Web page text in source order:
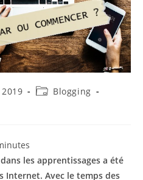
PostBlogging
les apprentissages a été
Internet. Avec le temps des